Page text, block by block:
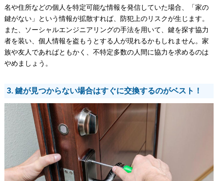
名や住所などの個人を特定可能な情報を発信していた場合、「家の
鍵がない」という情報が拡散すれば、防犯上のリスクが生じます。
また、ソーシャルエンジニアリングの手法を用いて、鍵を探す協力
者を装い、個人情報を盗もうとする人が現れるかもしれません。家
族や友人であればともかく、不特定多数の人間に協力を求めるのは
やめましょう。
3. 鍵が見つからない場合はすぐに交換するのがベスト！